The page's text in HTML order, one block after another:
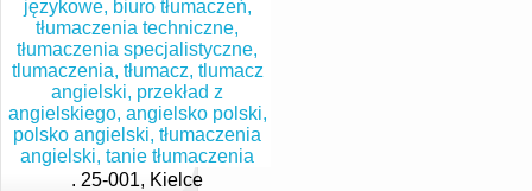
. 25-001, Kielce